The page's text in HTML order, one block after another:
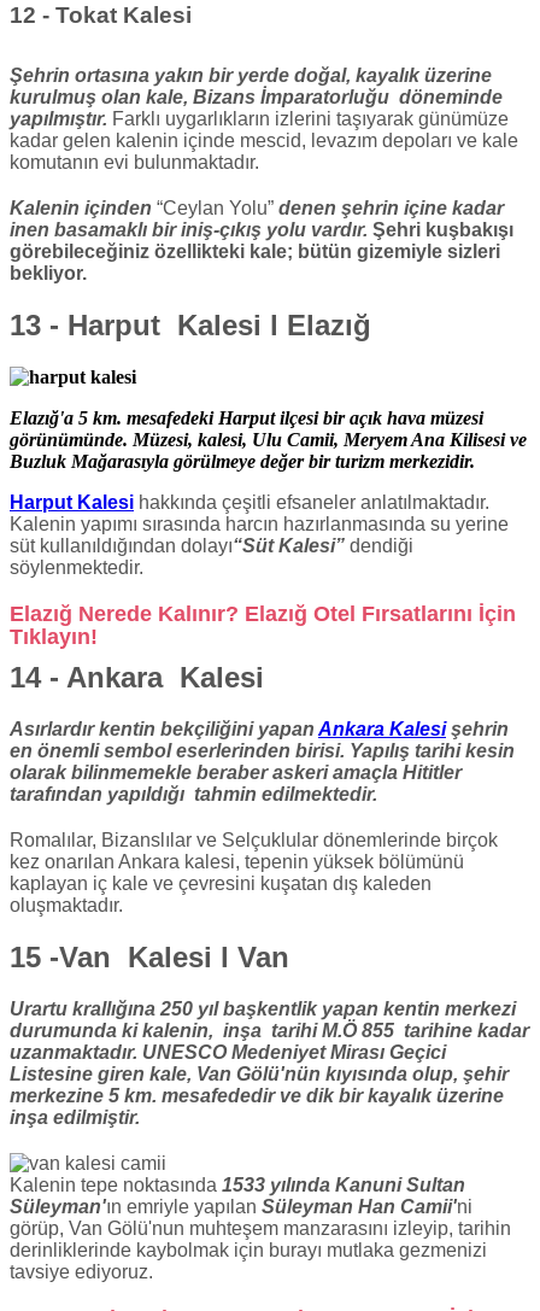
12 - Tokat Kalesi
Şehrin ortasına yakın bir yerde doğal, kayalık üzerine
kurulmuş olan kale, Bizans İmparatorluğu döneminde
yapılmıştır. Farklı uygarlıkların izlerini taşıyarak günümüze
kadar gelen kalenin içinde mescid, levazım depoları ve kale
komutanın evi bulunmaktadır.
Kalenin içinden “Ceylan Yolu” denen şehrin içine kadar
inen basamaklı bir iniş-çıkış yolu vardır. Şehri kuşbakışı
görebileceğiniz özellikteki kale; bütün gizemiyle sizleri
bekliyor.
13 - Harput Kalesi l Elazığ
Elazığ'a 5 km. mesafedeki Harput ilçesi bir açık hava müzesi
görünümünde. Müzesi, kalesi, Ulu Camii, Meryem Ana Kilisesi ve
Buzluk Mağarasıyla görülmeye değer bir turizm merkezidir.
Harput Kalesi hakkında çeşitli efsaneler anlatılmaktadır.
Kalenin yapımı sırasında harcın hazırlanmasında su yerine
süt kullanıldığından dolayı“Süt Kalesi” dendiği
söylenmektedir.
Elazığ Nerede Kalınır? Elazığ Otel Fırsatlarını İçin
Tıklayın!
14 - Ankara Kalesi
Asırlardır kentin bekçiliğini yapan Ankara Kalesişehrin
en önemli sembol eserlerinden birisi. Yapılış tarihi kesin
olarak bilinmemekle beraber askeri amaçla Hititler
tarafından yapıldığı tahmin edilmektedir.
Romalılar, Bizanslılar ve Selçuklular dönemlerinde birçok
kez onarılan Ankara kalesi, tepenin yüksek bölümünü
kaplayan iç kale ve çevresini kuşatan dış kaleden
oluşmaktadır.
15 -Van Kalesi l Van
Urartu krallığına 250 yıl başkentlik yapan kentin merkezi
durumunda ki kalenin, inşa tarihi M.Ö 855 tarihine kadar
uzanmaktadır. UNESCO Medeniyet Mirası Geçici
Listesine giren kale, Van Gölü'nün kıyısında olup, şehir
merkezine 5 km. mesafededir ve dik bir kayalık üzerine
inşa edilmiştir.
Kalenin tepe noktasında 1533 yılında Kanuni Sultan
Süleyman'ın emriyle yapılan Süleyman Han Camii'ni
görüp, Van Gölü'nun muhteşem manzarasını izleyip, tarihin
derinliklerinde kaybolmak için burayı mutlaka gezmenizi
tavsiye ediyoruz.